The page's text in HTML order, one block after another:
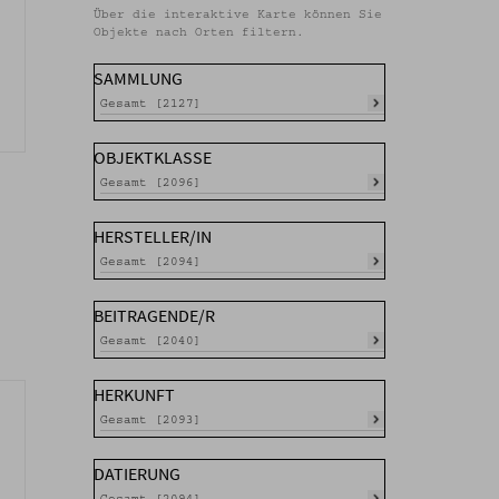
Über die interaktive Karte können Sie
Objekte nach Orten filtern.
SAMMLUNG
Gesamt [2127]
OBJEKTKLASSE
Gesamt [2096]
HERSTELLER/IN
Gesamt [2094]
BEITRAGENDE/R
Gesamt [2040]
HERKUNFT
Gesamt [2093]
DATIERUNG